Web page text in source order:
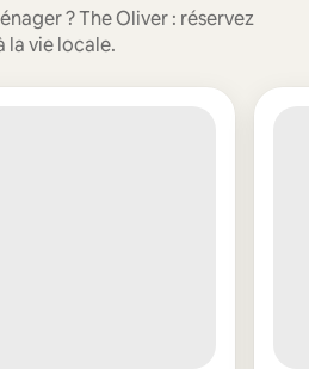
? The Oliver : réservez
la vie locale.